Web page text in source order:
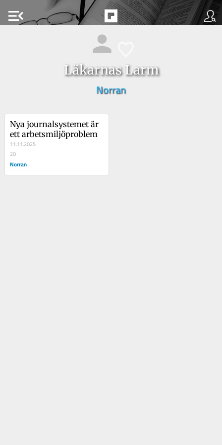
menu_open
Läkarnas Larm
Norran
Nya journalsystemet är
ett arbetsmiljöproblem
11.11.2025
20
Norran